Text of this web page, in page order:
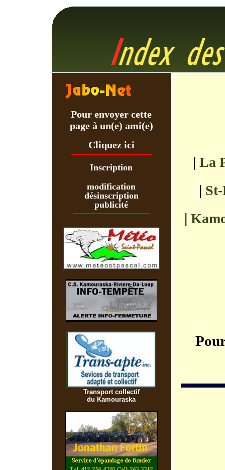
|La
|
|
Pour envoyer cette
page à un(e) ami(e)
Cliquez ici
Inscription
modification
désinscription
publicité
Transport collectif
du Kamouraska